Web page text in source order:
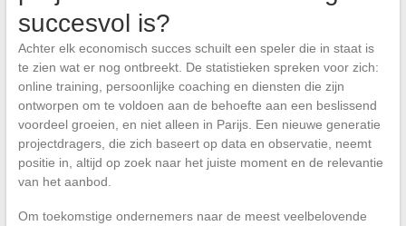
succesvol is?
Achter elk economisch succes schuilt een speler die in staat is
te zien wat er nog ontbreekt. De statistieken spreken voor zich:
online training, persoonlijke coaching en diensten die zijn
ontworpen om te voldoen aan de behoefte aan een beslissend
voordeel groeien, en niet alleen in Parijs. Een nieuwe generatie
projectdragers, die zich baseert op data en observatie, neemt
positie in, altijd op zoek naar het juiste moment en de relevantie
van het aanbod.
Om toekomstige ondernemers naar de meest veelbelovende